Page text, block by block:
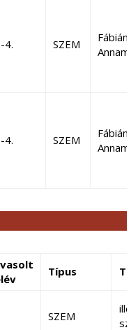
4. SZEM
Fábián
4. SZEM
Fábián
Típus
SZEM